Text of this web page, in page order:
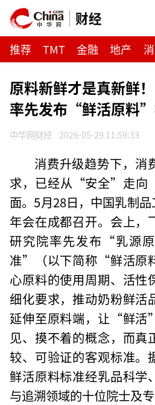
财经
推荐 TMT 金融 地产
原料新鲜才是真新鲜
率先发布“鲜活原料
中华网财经 2026-05-29 11:59:33
消费升级趋势下，消
求，已经从“安全”走
面。5月28日，中国乳制
年会在成都召开。会上，
研究院率先发布“乳源
准”（以下简称“鲜活原
心原料的使用周期、活性
细化要求，推动奶粉鲜活
延伸至原料端，让“鲜活
见、摸不着的概念，而真
较、可验证的客观标准。
鲜活原料标准经乳品科学
与追溯领域的十位院士及专